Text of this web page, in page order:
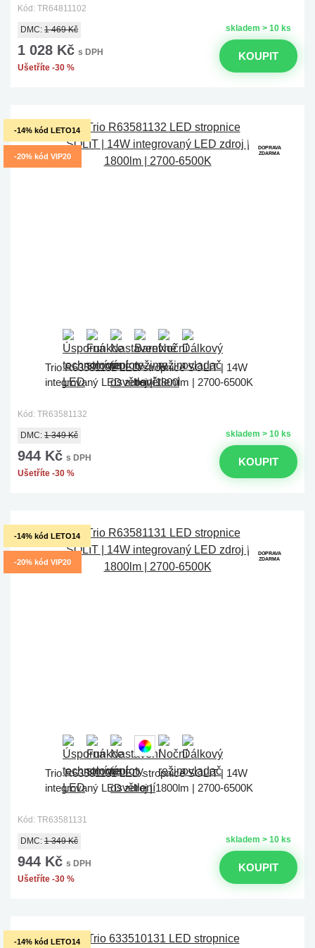
Kód: TR64811102
skladem > 10 ks
DMC: 1 469 Kč
1 028 Kč s DPH
Ušetříte -30 %
KOUPIT
-14% kód LETO14
-20% kód VIP20
DOPRAVA
ZDARMA
Trio R63581132 LED stropnice SOLIT | 14W
integrovaný LED zdroj | 1800lm | 2700-6500K
Kód: TR63581132
skladem > 10 ks
DMC: 1 349 Kč
944 Kč s DPH
Ušetříte -30 %
KOUPIT
-14% kód LETO14
-20% kód VIP20
DOPRAVA
ZDARMA
Trio R63581131 LED stropnice SOLIT | 14W
integrovaný LED zdroj | 1800lm | 2700-6500K
Kód: TR63581131
skladem > 10 ks
DMC: 1 349 Kč
944 Kč s DPH
Ušetříte -30 %
KOUPIT
-14% kód LETO14